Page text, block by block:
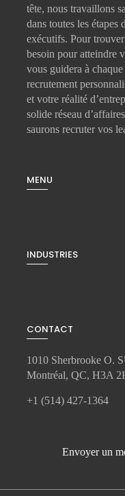
tête, nous travaillons
dans toutes les étapes
exécutifs. Pour
besoin pour atteindre
vous guidera à
recrutement
et votre réalité
solide réseau
saurons recruter vos
MENU
INDUSTRIES
CONTACT
1010 Sherbrooke O.
Montréal, QC, H3A
+1 (514) 427-1364
Envoyer un